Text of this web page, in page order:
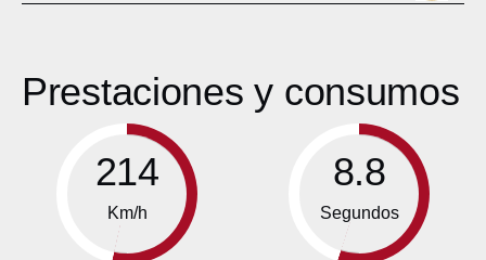
Prestaciones y consumos
214
Km/h
8.8
Segundos